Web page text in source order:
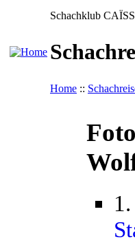
Schachklub
Home ::